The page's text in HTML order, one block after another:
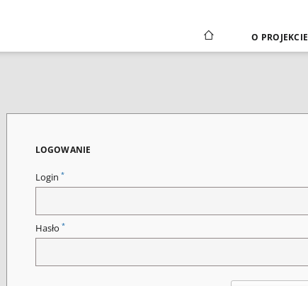
O PROJEKCIE
LOGOWANIE
Login *
Hasło *